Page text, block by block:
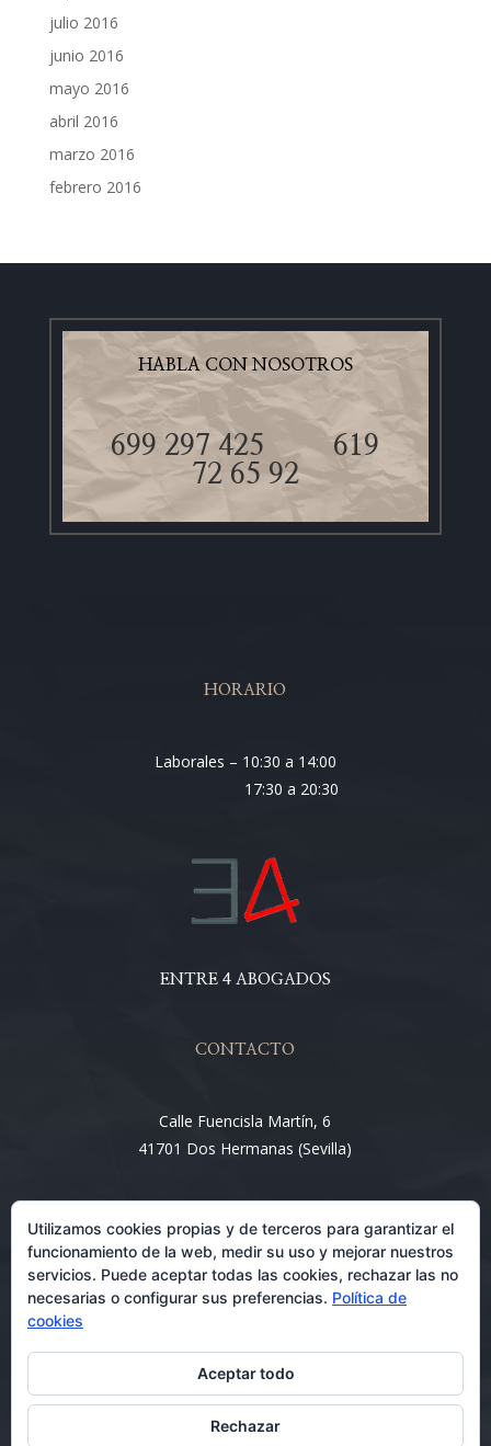
julio 2016
junio 2016
mayo 2016
abril 2016
marzo 2016
febrero 2016
HABLA CON NOSOTROS
699 297 425619
72 65 92
HORARIO
Laborales – 10:30 a 14:00
17:30 a 20:30
ENTRE 4 ABOGADOS
CONTACTO
Calle Fuencisla Martín, 6
41701 Dos Hermanas (Sevilla)
Email:
info@entre4abogados.com
Utilizamos cookies propias y de terceros para garantizar el
funcionamiento de la web, medir su uso y mejorar nuestros
servicios. Puede aceptar todas las cookies, rechazar las no
necesarias o configurar sus preferencias. Política de
cookies
Aceptar todo
Rechazar